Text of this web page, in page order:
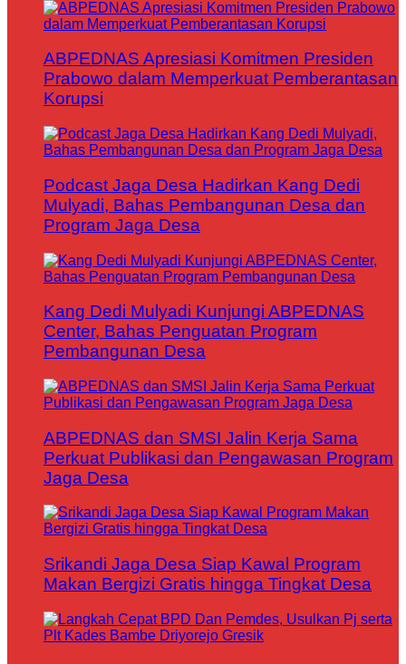
ABPEDNAS Apresiasi Komitmen Presiden
Prabowo dalam Memperkuat Pemberantasan
Korupsi
Podcast Jaga Desa Hadirkan Kang Dedi
Mulyadi, Bahas Pembangunan Desa dan
Program Jaga Desa
Kang Dedi Mulyadi Kunjungi ABPEDNAS
Center, Bahas Penguatan Program
Pembangunan Desa
ABPEDNAS dan SMSI Jalin Kerja Sama
Perkuat Publikasi dan Pengawasan Program
Jaga Desa
Srikandi Jaga Desa Siap Kawal Program
Makan Bergizi Gratis hingga Tingkat Desa